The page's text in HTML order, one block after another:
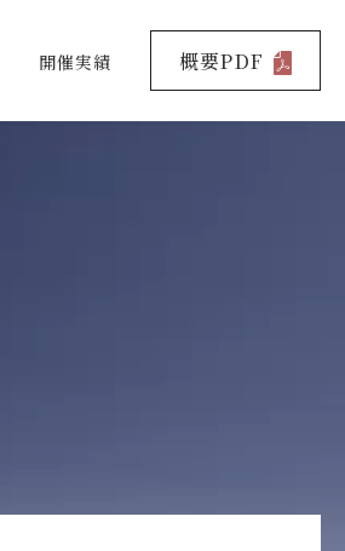
開催実績 概要PDF